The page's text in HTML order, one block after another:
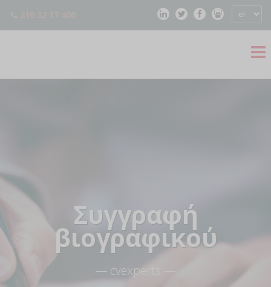
Συγγραφή
βιογραφικού
— cvexperts —